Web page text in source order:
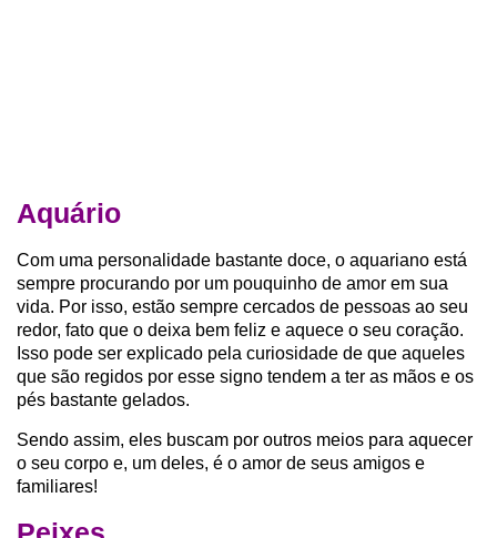
Aquário
Com uma personalidade bastante doce, o aquariano está
sempre procurando por um pouquinho de amor em sua
vida. Por isso, estão sempre cercados de pessoas ao seu
redor, fato que o deixa bem feliz e aquece o seu coração.
Isso pode ser explicado pela curiosidade de que aqueles
que são regidos por esse signo tendem a ter as mãos e os
pés bastante gelados.
Sendo assim, eles buscam por outros meios para aquecer
o seu corpo e, um deles, é o amor de seus amigos e
familiares!